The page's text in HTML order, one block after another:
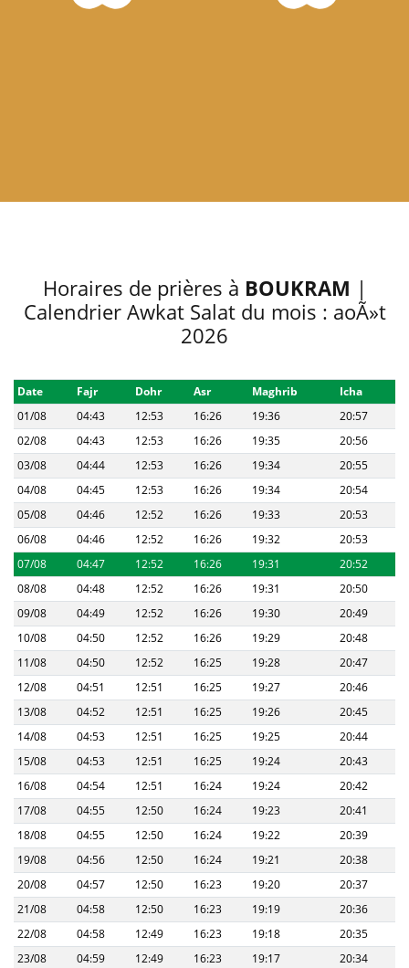
Horaires de prières à BOUKRAM |
Calendrier Awkat Salat du mois : aoÃ»t
2026
Date Fajr Dohr Asr Maghrib
Icha
01/08
04:43 12:53 16:26 19:36
20:57
02/08
04:43 12:53 16:26 19:35
20:56
03/08
04:44 12:53 16:26 19:34
20:55
04/08
04:45 12:53 16:26 19:34
20:54
05/08
04:46 12:52 16:26 19:33
20:53
06/08
04:46 12:52 16:26 19:32
20:53
07/08
04:47 12:52 16:26 19:31
20:52
08/08
04:48 12:52 16:26 19:31
20:50
09/08
04:49 12:52 16:26 19:30
20:49
10/08
04:50 12:52 16:26 19:29
20:48
11/08
04:50 12:52 16:25 19:28
20:47
12/08
04:51 12:51 16:25 19:27
20:46
13/08
04:52 12:51 16:25 19:26
20:45
14/08
04:53 12:51 16:25 19:25
20:44
15/08
04:53 12:51 16:25 19:24
20:43
16/08
04:54 12:51 16:24 19:24
20:42
17/08
04:55 12:50 16:24 19:23
20:41
18/08
04:55 12:50 16:24 19:22
20:39
19/08
04:56 12:50 16:24 19:21
20:38
20/08
04:57 12:50 16:23 19:20
20:37
21/08
04:58 12:50 16:23 19:19
20:36
22/08
04:58 12:49 16:23 19:18
20:35
23/08
04:59 12:49 16:23 19:17
20:34